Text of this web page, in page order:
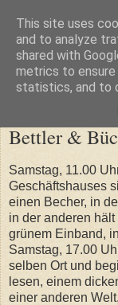
Gabriela
Bettler &
Samstag, 11.00
Geschäftshauses
einen Becher, in
in der anderen
grünem Einband,
Samstag, 17.00
selben Ort und
lesen, einem
einer anderen
This site uses
and to analyze
shared with
metrics to
statistics, and to